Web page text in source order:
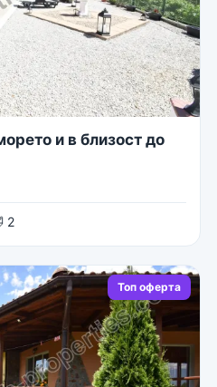
и в близост до
2
Топ оферта